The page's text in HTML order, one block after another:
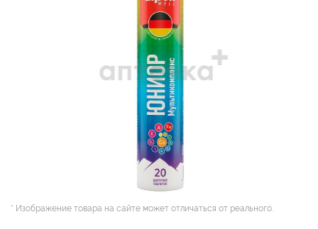
* Изображение товара на сайте может отличаться от реального.